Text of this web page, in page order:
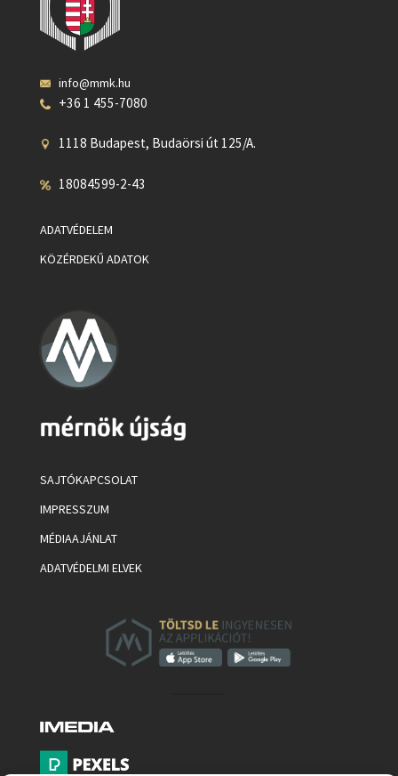
info@mmk.hu
+36 1 455-7080
1118 Budapest, Budaörsi út 125/A.
18084599-2-43
ADATVÉDELEM
KÖZÉRDEKŰ ADATOK
SAJTÓKAPCSOLAT
IMPRESSZUM
MÉDIAAJÁNLAT
ADATVÉDELMI ELVEK